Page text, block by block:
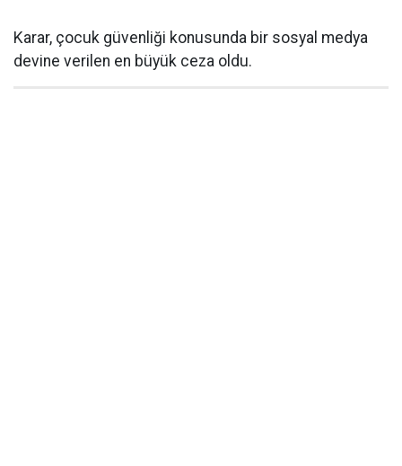
Karar, çocuk güvenliği konusunda bir sosyal medya
devine verilen en büyük ceza oldu.